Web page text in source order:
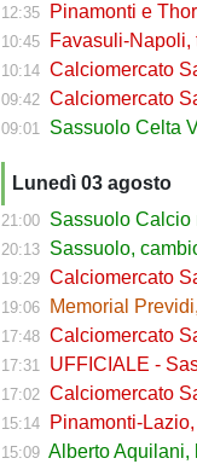
12:35 Pinamonti e
10:45 Favasuli-Napoli,
10:14 Calciomercato
09:42 Calciomercato
09:01 Sassuolo Celta Vigo
Lunedì 03 agosto
21:00 Sassuolo Calcio
20:13 Sassuolo, cambio a capo
19:29 Calciomercato
19:06 Memorial Previdi, al
17:48 Calciomercato Sassuolo,
17:31 UFFICIALE - Sassuolo,
17:02 Calciomercato
15:14 Pinamonti-
15:09 Alberto Aquilani,